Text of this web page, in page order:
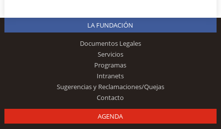
LA FUNDACIÓN
Documentos Legales
Servicios
Programas
Intranets
Sugerencias y Reclamaciones/Quejas
Contacto
AGENDA